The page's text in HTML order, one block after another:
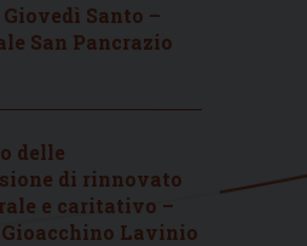
Santo –
San Pancrazio
delle
di rinnovato
e caritativo –
Lavinio